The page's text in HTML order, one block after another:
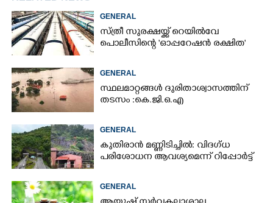
GENERAL
സ്ത്രീ സുരക്ഷയ്ക്ക് റെയിൽവേ
പൊലീസിന്റെ 'ഓപ്പറേഷൻ രക്ഷിത'
GENERAL
സ്ഥലമാറ്റങ്ങൾ ദുരിതാശ്വാസത്തിന്
തടസം :കെ.ജി.ഒ.എ
GENERAL
കുതിരാൻ മണ്ണിടിച്ചിൽ: വിദഗ്ധ
പരിശോധന ആവശ്യമെന്ന് റിപ്പോർട്ട്
GENERAL